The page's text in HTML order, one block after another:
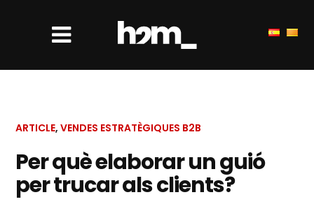
ARTICLE,VENDES ESTRATÈGIQUES B2B
Per què elaborar un guió
per trucar als clients?